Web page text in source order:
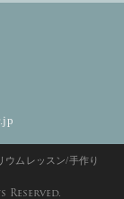
ムレッスン/手作り